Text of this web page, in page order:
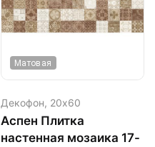
Матовая
Декофон, 20х60
Аспен Плитка
настенная мозаика 17-